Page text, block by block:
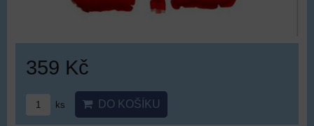
359 Kč
ks DO KOŠÍKU